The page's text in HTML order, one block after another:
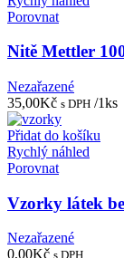
Porovnat
Nitě Mettler
Nezařazené
35,00Kč s DPH /1ks
Přidat do košíku
Rychlý náhled
Porovnat
Vzorky látek
Nezařazené
0,00Kč s DPH